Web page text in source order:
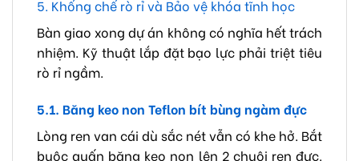
5. Khống chế rò rỉ và Bảo vệ khóa tĩnh học
Bàn giao xong dự án không có nghĩa hết trách
nhiệm. Kỹ thuật lắp đặt bạo lực phải triệt tiêu
rò rỉ ngầm.
5.1. Băng keo non Teflon bít bùng ngàm đực
Lòng ren van cái dù sắc nét vẫn có khe hở. Bắt
buộc quấn băng keo non lên 2 chuôi ren đực.